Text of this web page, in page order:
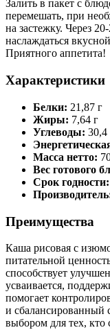
Залить в пакет с
перемешать, при
на застежку. Через
наслаждаться
Приятного аппетита!
Характеристики
Белки: 21,87 г
Жиры: 7,64 г
Углеводы: 30,4
Масса нетто:
Вес готового
Срок годности:
Преимущества
Каша рисовая с
питательной
способствует
усваивается,
помогает
и сбалансированный
выбором для тех, кто